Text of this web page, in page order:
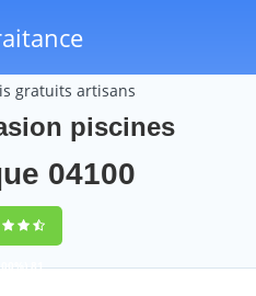
gratuits artisans
piscines
04100
81